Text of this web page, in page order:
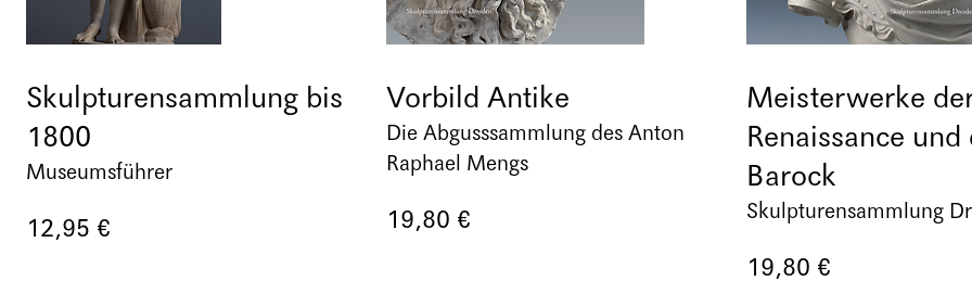
Skulpturensammlung bis
1800
Museumsführer
12,95 €
Vorbild Antike
Die Abgusssammlung des Anton
Raphael Mengs
19,80 €
Meisterwerke
Renaissance und
Barock
Skulpturensammlung
19,80 €